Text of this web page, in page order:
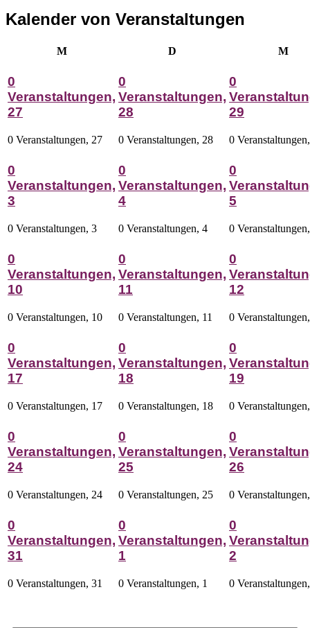
Kalender von Veranstaltungen
MMontag D M
0
Veranstaltungen,
27
0 Veranstaltungen, 27
0
Veranstaltungen,
28
0 Veranstaltungen, 28
0
29
0
0
Veranstaltungen,
3
0 Veranstaltungen, 3
0
Veranstaltungen,
4
0 Veranstaltungen, 4
0
5
0
0
Veranstaltungen,
10
0 Veranstaltungen, 10
0
Veranstaltungen,
11
0 Veranstaltungen, 11
0
12
0
0
Veranstaltungen,
17
0 Veranstaltungen, 17
0
Veranstaltungen,
18
0 Veranstaltungen, 18
0
19
0
0
Veranstaltungen,
24
0 Veranstaltungen, 24
0
Veranstaltungen,
25
0 Veranstaltungen, 25
0
26
0
0
Veranstaltungen,
31
0 Veranstaltungen, 31
0
Veranstaltungen,
1
0 Veranstaltungen, 1
0
2
0